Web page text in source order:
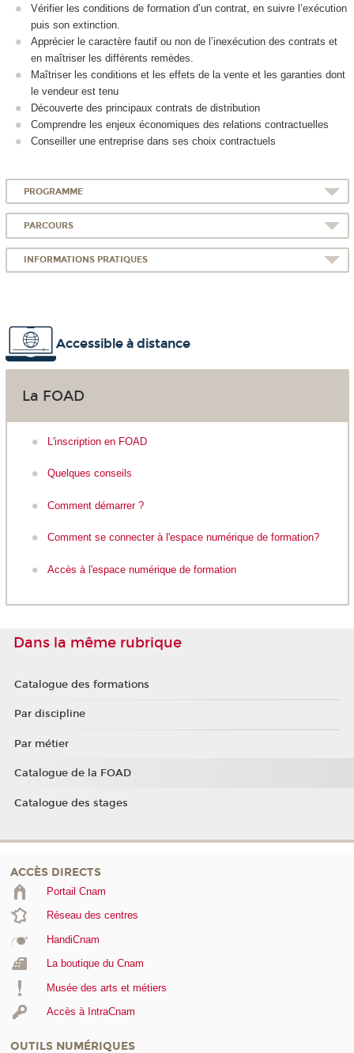
Vérifier les conditions de formation d’un contrat, en suivre l’exécution
puis son extinction.
Apprécier le caractère fautif ou non de l’inexécution des contrats et
en maîtriser les différents remèdes.
Maîtriser les conditions et les effets de la vente et les garanties dont
le vendeur est tenu
Découverte des principaux contrats de distribution
Comprendre les enjeux économiques des relations contractuelles
Conseiller une entreprise dans ses choix contractuels
PROGRAMME
PARCOURS
INFORMATIONS PRATIQUES
Accessible à distance
La FOAD
L'inscription en FOAD
Quelques conseils
Comment démarrer ?
Comment se connecter à l'espace numérique de formation?
Accès à l'espace numérique de formation
Dans la même rubrique
Catalogue des formations
Par discipline
Par métier
Catalogue de la FOAD
Catalogue des stages
ACCÈS DIRECTS
Portail Cnam
Réseau des centres
HandiCnam
La boutique du Cnam
Musée des arts et métiers
Accès à IntraCnam
OUTILS NUMÉRIQUES